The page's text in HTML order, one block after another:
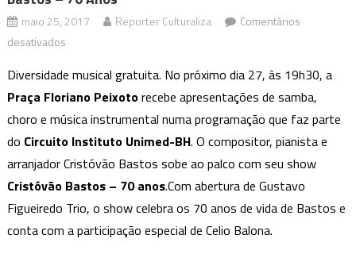
maio 25, 2017 Reporter Culturaliza
Comentários
desativadosem
Floriano
Peixoto
recebe
o
show
Cristóvão
70
Diversidade musical gratuita. No próximo dia 27, às 19h30, a
Praça Floriano Peixotorecebe apresentações de samba,
choro e música instrumental numa programação que faz parte
do Circuito Instituto Unimed-BH. O compositor, pianista e
arranjador Cristóvão Bastos sobe ao palco com seu show
Cristóvão Bastos – 70 anos.Com abertura de Gustavo
Figueiredo Trio, o show celebra os 70 anos de vida de Bastos e
conta com a participação especial de Celio Balona.